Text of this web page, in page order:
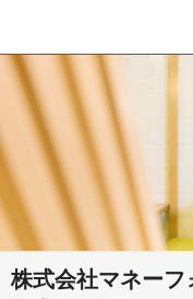
株式会社マネー